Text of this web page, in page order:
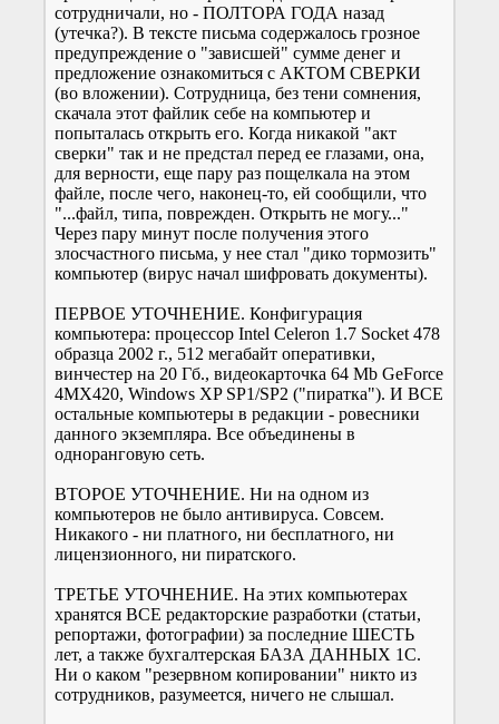
сотрудничали, но - ПОЛТОРА ГОДА назад
(утечка?). В тексте письма содержалось грозное
предупреждение о "зависшей" сумме денег и
предложение ознакомиться с АКТОМ СВЕРКИ
(во вложении). Сотрудница, без тени сомнения,
скачала этот файлик себе на компьютер и
попыталась открыть его. Когда никакой "акт
сверки" так и не предстал перед ее глазами, она,
для верности, еще пару раз пощелкала на этом
файле, после чего, наконец-то, ей сообщили, что
"...файл, типа, поврежден. Открыть не могу..."
Через пару минут после получения этого
злосчастного письма, у нее стал "дико тормозить"
компьютер (вирус начал шифровать документы).
ПЕРВОЕ УТОЧНЕНИЕ. Конфигурация
компьютера: процессор Intel Celeron 1.7 Socket 478
образца 2002 г., 512 мегабайт оперативки,
винчестер на 20 Гб., видеокарточка 64 Mb GeForce
4MX420, Windows XP SP1/SP2 ("пиратка"). И ВСЕ
остальные компьютеры в редакции - ровесники
данного экземпляра. Все объединены в
одноранговую сеть.
ВТОРОЕ УТОЧНЕНИЕ. Ни на одном из
компьютеров не было антивируса. Совсем.
Никакого - ни платного, ни бесплатного, ни
лицензионного, ни пиратского.
ТРЕТЬЕ УТОЧНЕНИЕ. На этих компьютерах
хранятся ВСЕ редакторские разработки (статьи,
репортажи, фотографии) за последние ШЕСТЬ
лет, а также бухгалтерская БАЗА ДАННЫХ 1С.
Ни о каком "резервном копировании" никто из
сотрудников, разумеется, ничего не слышал.